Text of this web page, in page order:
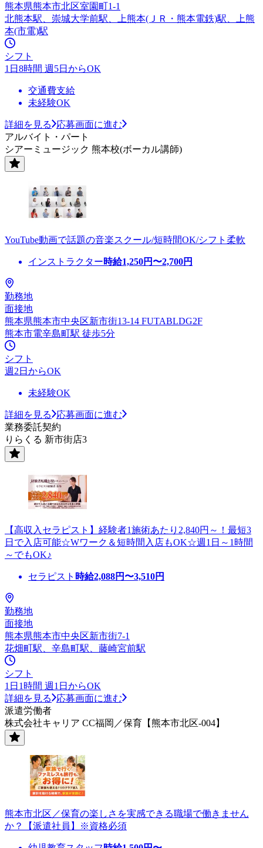
熊本県熊本市北区室園町1-1
北熊本駅、崇城大学前駅、上熊本(ＪＲ・熊本電鉄)駅、上熊
本(市電)駅
シフト
1日8時間 週5日からOK
交通費支給
未経験OK
詳細を見る
応募画面に進む
アルバイト・パート
シアーミュージック 熊本校(ボーカル講師)
YouTube動画で話題の音楽スクール/短時間OK/シフト柔軟
インストラクター時給1,250円〜2,700円
勤務地
面接地
熊本県熊本市中央区新市街13-14 FUTABLDG2F
熊本市電辛島町駅 徒歩5分
シフト
週2日からOK
未経験OK
詳細を見る
応募画面に進む
業務委託契約
りらくる 新市街店3
【高収入セラピスト】経験者1施術あたり2,840円～！最短3
日で入店可能☆Wワーク＆短時間入店もOK☆週1日～1時間
～でもOK♪
セラピスト 時給2,088円〜3,510円
勤務地
面接地
熊本県熊本市中央区新市街7-1
花畑町駅、辛島町駅、藤崎宮前駅
シフト
1日1時間 週1日からOK
詳細を見る
応募画面に進む
派遣労働者
株式会社キャリア CC福岡／保育【熊本市北区-004】
熊本市北区／保育の楽しさを実感できる職場で働きません
か？【派遣社員】※資格必須